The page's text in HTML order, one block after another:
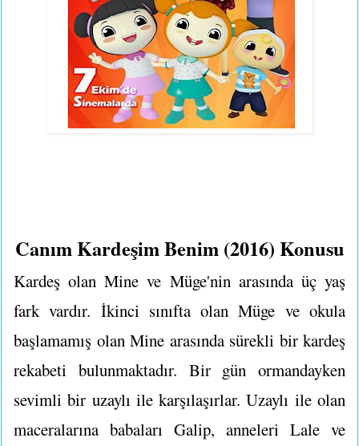
Canım Kardeşim Benim (2016) Konusu
Kardeş olan Mine ve Müge'nin arasında üç yaş
fark vardır. İkinci sınıfta olan Müge ve okula
başlamamış olan Mine arasında sürekli bir kardeş
rekabeti bulunmaktadır. Bir gün ormandayken
sevimli bir uzaylı ile karşılaşırlar. Uzaylı ile olan
maceralarına babaları Galip, anneleri Lale ve